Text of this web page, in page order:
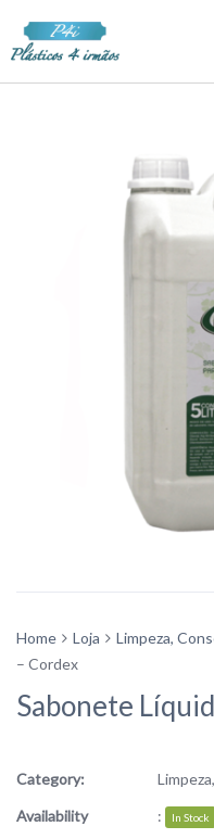
Home Loja Limpeza,
– Cordex
Sabonete
Category:
Availability
: In Stock